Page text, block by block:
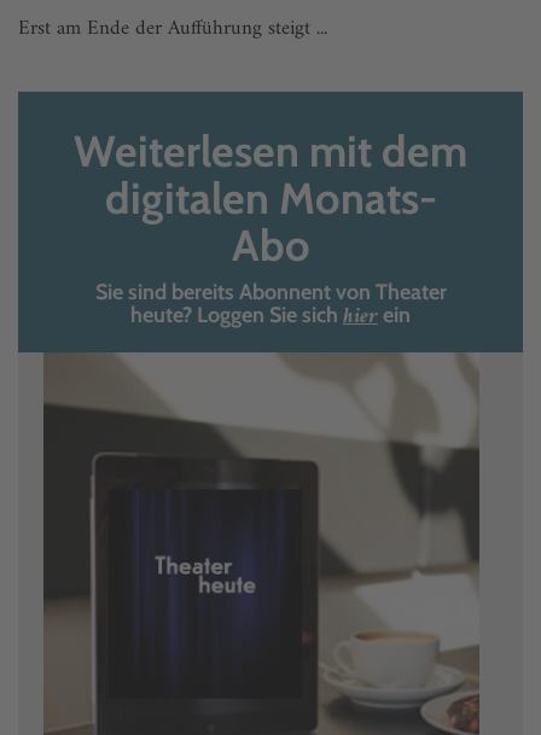
Erst am Ende der Aufführung steigt ...
Weiterlesen mit dem
digitalen Monats-
Abo
Sie sind bereits Abonnent von Theater
heute? Loggen Sie sich hierein